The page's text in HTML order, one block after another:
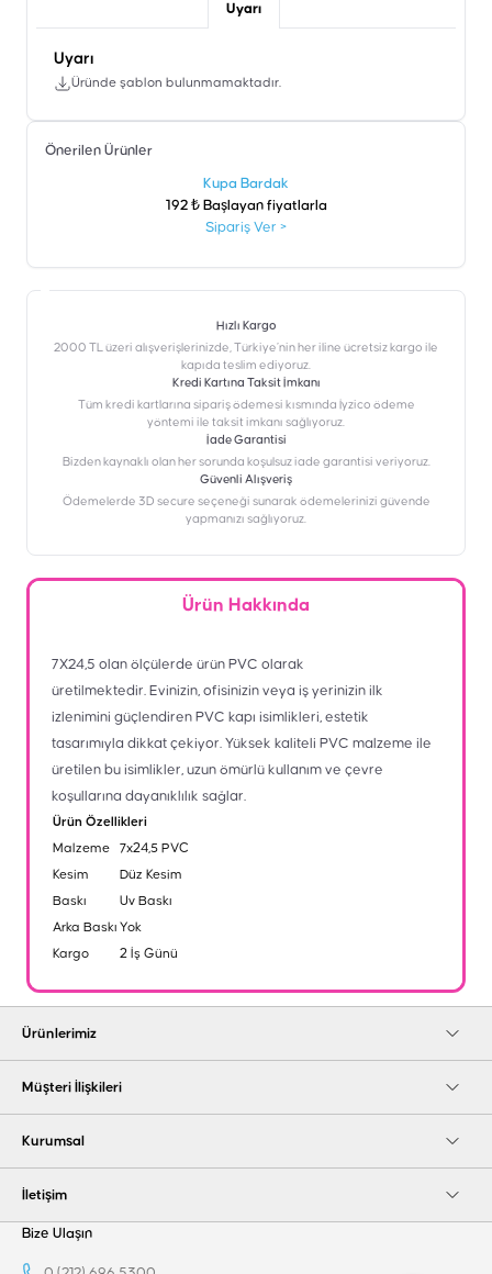
Uyarı
Uyarı
Üründe şablon bulunmamaktadır.
Önerilen Ürünler
Kupa Bardak
192 ₺ Başlayan fiyatlarla
Sipariş Ver >
Hızlı Kargo
2000 TL üzeri alışverişlerinizde, Türkiye’nin her iline ücretsiz kargo ile
kapıda teslim ediyoruz.
Kredi Kartına Taksit İmkanı
‎Tüm kredi kartlarına sipariş ödemesi kısmında İyzico ödeme
yöntemi ile taksit imkanı sağlıyoruz.
İade Garantisi
Bizden kaynaklı olan her sorunda koşulsuz iade garantisi veriyoruz.
Güvenli Alışveriş
Ödemelerde 3D secure seçeneği sunarak ödemelerinizi güvende
yapmanızı sağlıyoruz.
Ürün Hakkında
7X24,5 olan ölçülerde ürün PVC olarak
üretilmektedir. Evinizin, ofisinizin veya iş yerinizin ilk
izlenimini güçlendiren PVC kapı isimlikleri, estetik
tasarımıyla dikkat çekiyor. Yüksek kaliteli PVC malzeme ile
üretilen bu isimlikler, uzun ömürlü kullanım ve çevre
koşullarına dayanıklılık sağlar.
Ürün Özellikleri
Malzeme
7x24,5 PVC
Kesim
Düz Kesim
Baskı
Uv Baskı
Arka Baskı Yok
Kargo
2 İş Günü
Ürünlerimiz
Müşteri İlişkileri
Kurumsal
İletişim
Bize Ulaşın